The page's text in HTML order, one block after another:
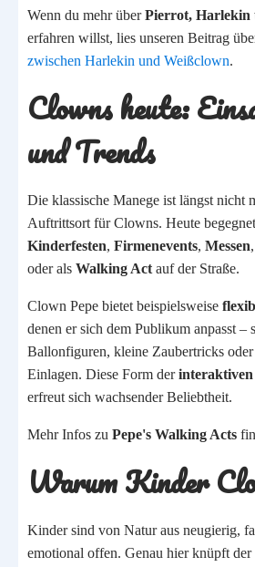
Wenn du mehr überPierrot, Harlekin
erfahren willst, lies unseren Beitrag
zwischen Harlekin und Weißclown.
Clowns heute:
und Trends
Die klassische Manege ist längst nicht
Auftrittsort für Clowns. Heute
Kinderfesten, Firmenevents, Messen
oder als Walking Act auf der Straße.
Clown Pepe bietet beispielsweise
denen er sich dem Publikum anpasst –
Ballonfiguren, kleine Zaubertricks
Einlagen. Diese Form der
erfreut sich wachsender Beliebtheit.
Mehr Infos zu Pepe's Walking Acts
Warum Kinder
Kinder sind von Natur aus neugierig,
emotional offen. Genau hier knüpft